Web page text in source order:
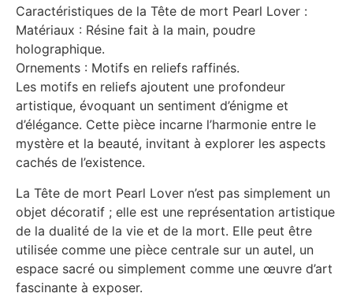
Caractéristiques de la Tête de mort Pearl Lover :
Matériaux : Résine fait à la main, poudre
holographique.
Ornements : Motifs en reliefs raffinés.
Les motifs en reliefs ajoutent une profondeur
artistique, évoquant un sentiment d’énigme et
d’élégance. Cette pièce incarne l’harmonie entre le
mystère et la beauté, invitant à explorer les aspects
cachés de l’existence.
La Tête de mort Pearl Lover n’est pas simplement un
objet décoratif ; elle est une représentation artistique
de la dualité de la vie et de la mort. Elle peut être
utilisée comme une pièce centrale sur un autel, un
espace sacré ou simplement comme une œuvre d’art
fascinante à exposer.